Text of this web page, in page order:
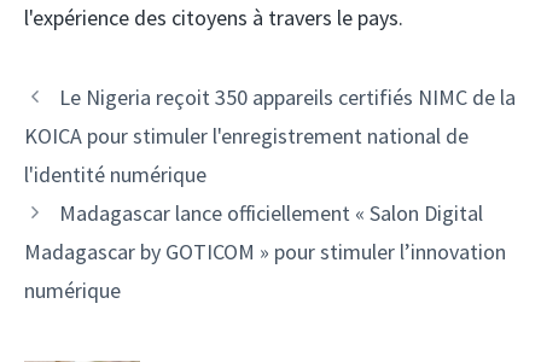
l'expérience des citoyens à travers le pays.
Navigation
des
Le Nigeria reçoit 350 appareils certifiés NIMC de la
KOICA pour stimuler l'enregistrement national de
l'identité numérique
Madagascar lance officiellement « Salon Digital
Madagascar by GOTICOM » pour stimuler l’innovation
numérique